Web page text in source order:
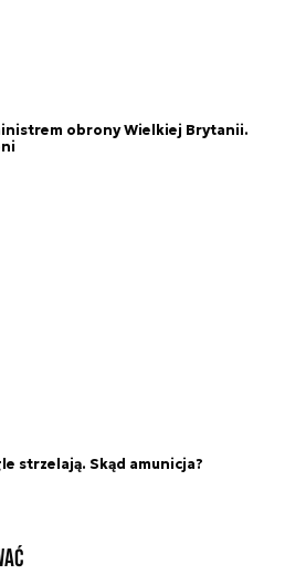
obrony Wielkiej Brytanii.
strzelają. Skąd amunicja?